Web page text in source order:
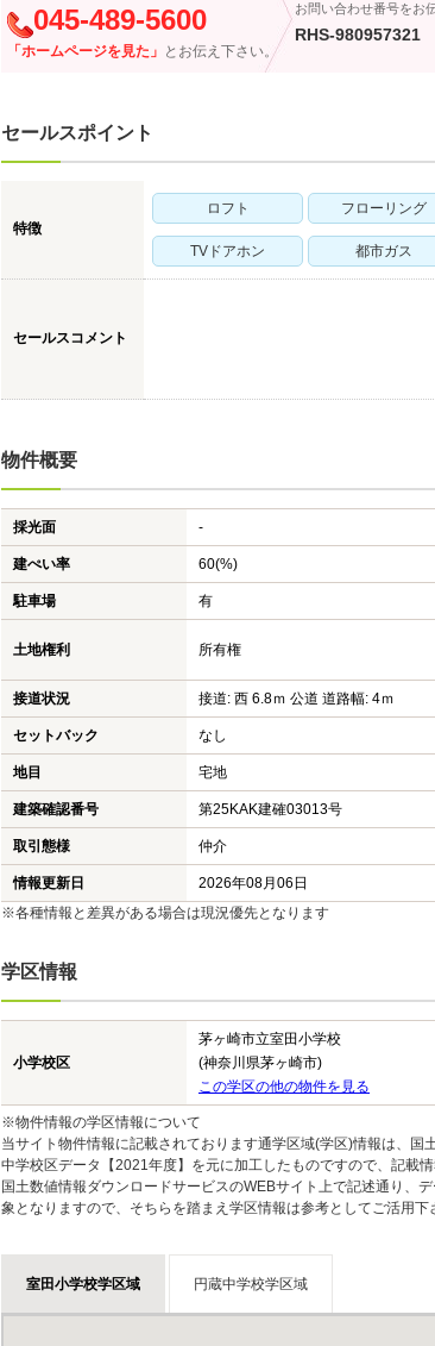
045-489-5600
「ホームページを見た」 とお伝え下さい。
お問い合わせ番号をお
RHS-980957321
セールスポイント
特徴
ロフト フローリング
TVドアホン 都市ガス
セールスコメント
物件概要
採光面 -
建ぺい率 60(%)
駐車場 有
土地権利 所有権
接道状況 接道: 西 6.8ｍ 公道 道路幅: 4ｍ
セットバック なし
地目 宅地
建築確認番号 第25KAK建確03013号
取引態様 仲介
情報更新日 2026年08月06日
※各種情報と差異がある場合は現況優先となります
学区情報
小学校区
茅ヶ崎市立室田小学校
(神奈川県茅ヶ崎市)
この学区の他の物件を見る
※物件情報の学区情報について
当サイト物件情報に記載されております通学区域(学区)情報は、
中学校区データ【2021年度】を元に加工したものですので、記載
国土数値情報ダウンロードサービスのWEBサイト上で記述通り、
象となりますので、そちらを踏まえ学区情報は参考としてご活用下
室田小学校学区域 円蔵中学校学区域